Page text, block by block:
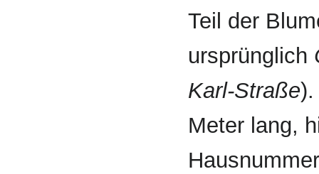
Teil der
ursprünglich
Karl-Straße).
Meter lang,